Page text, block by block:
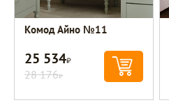
Комод Айно №11
25 534Р
28 176Р